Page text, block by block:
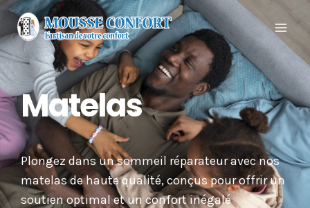
Matelas
Plongez dans un sommeil réparateur avec nos
matelas de haute qualité, conçus pour offrir un
soutien optimal et un confort inégalé